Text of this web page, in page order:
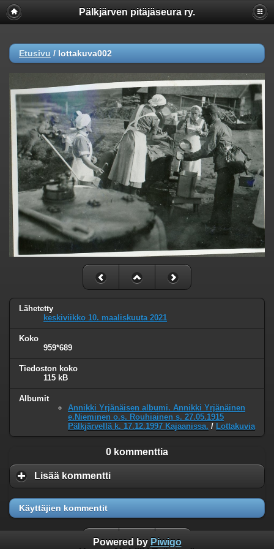
Pälkjärven pitäjäseura ry.
Etusivu / lottakuva002
Lähetetty
keskiviikko 10. maaliskuuta 2021
Koko
959*689
Tiedoston koko
115 kB
Albumit
Annikki Yrjänäisen albumi. Annikki Yrjänäinen
e.Nieminen o.s. Rouhiainen s. 27.05.1915
Pälkjärvellä k. 17.12.1997 Kajaanissa. / Lottakuvia
0 kommenttia
Lisää kommentti
Käyttäjien kommentit
Powered by Piwigo